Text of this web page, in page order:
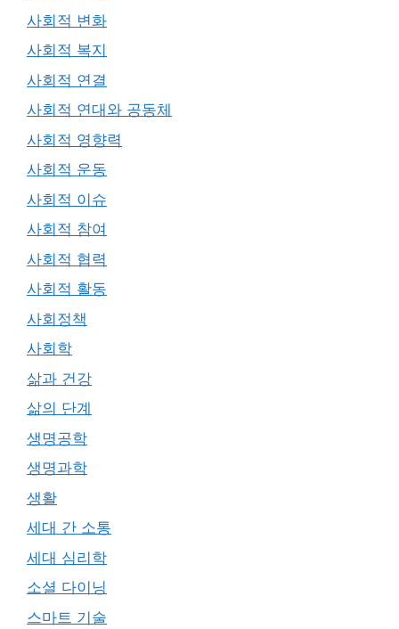
사회적 변화
사회적 복지
사회적 연결
사회적 연대와 공동체
사회적 영향력
사회적 운동
사회적 이슈
사회적 참여
사회적 협력
사회적 활동
사회정책
사회학
삶과 건강
삶의 단계
생명공학
생명과학
생활
세대 간 소통
세대 심리학
소셜 다이닝
스마트 기술